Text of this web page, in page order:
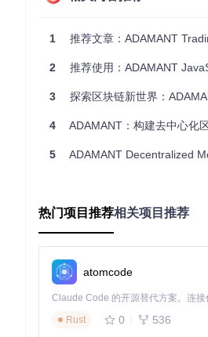
lib/
: 包含项目的库文件。
migrations/: 包含数据库迁移文
public/: 包含公开的静态文件。
scripts/: 包含项目的脚本文件。
test/: 包含项目的测试文件。
.editorconfig: 编辑器配置文件
.prettierrc: Prettier 配置文件。
LICENSE: 项目许可证文件。
package.json: 项目依赖和脚
README.md
yarn.lock: Yarn 锁定文件。
2. 项目启动文件介绍
1 推荐文章：ADAMANT Trading &
2 推荐使用：ADAMANT
3 探索区块链新世界：
4 ADAMANT：构建去中心化
5 ADAMANT Decentralized
热门项目推荐相关项目推荐
atomcode
Rust
0 536